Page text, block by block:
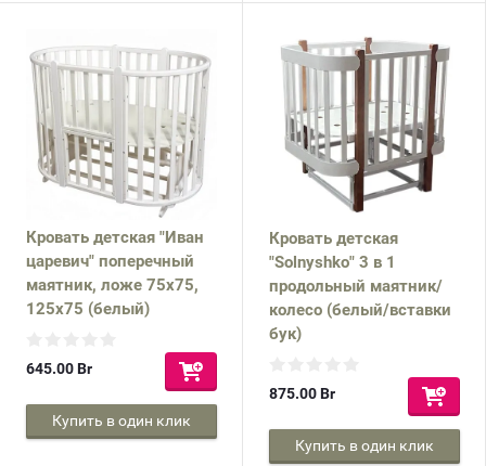
Кровать детская "Иван
царевич" поперечный
маятник, ложе 75х75,
125х75 (белый)
645.00Br
Купить в один клик
Кровать детская
"Solnyshko" 3 в 1
продольный маятник/
колесо (белый/вставки
бук)
875.00Br
Купить в один клик